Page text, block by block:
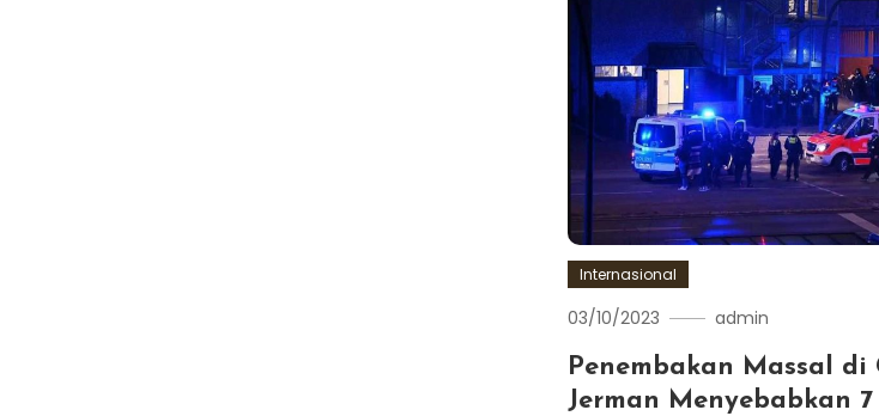
Internasional
03/10/2023 admin
Penembakan Massal di
Jerman Menyebabkan 7